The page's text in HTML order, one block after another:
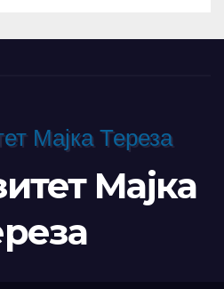
Мајка